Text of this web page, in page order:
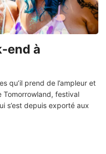
end à
qu’il prend de l’ampleur et
Tomorrowland, festival
s’est depuis exporté aux